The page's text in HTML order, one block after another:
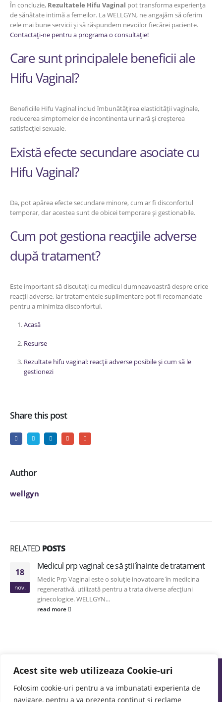
Acest site web utilizeaza Cookie-uri
Folosim cookie-uri pentru a va imbunatati experienta de
navigare, pentru a va prezenta continut si reclame
În concluzie, Rezultatele Hifu Vaginal pot transforma experiența
de sănătate intimă a femeilor. La WELLGYN, ne angajăm să oferim
cele mai bune servicii și să răspundem nevoilor fiecărei paciente.
Contactați-ne pentru a programa o consultație!
Care sunt principalele beneficii ale
Hifu Vaginal?
Beneficiile Hifu Vaginal includ îmbunătățirea elasticității vaginale,
reducerea simptomelor de incontinenta urinară și creșterea
satisfacției sexuale.
Există efecte secundare asociate cu
Hifu Vaginal?
Da, pot apărea efecte secundare minore, cum ar fi disconfortul
temporar, dar acestea sunt de obicei temporare și gestionabile.
Cum pot gestiona reacțiile adverse
după tratament?
Este important să discutați cu medicul dumneavoastră despre orice
reacții adverse, iar tratamentele suplimentare pot fi recomandate
pentru a minimiza disconfortul.
Acasă
Resurse
Rezultate hifu vaginal: reacții adverse posibile și cum să le
gestionezi
Share this post
Author
wellgyn
RELATED POSTS
18
nov.
Medicul prp vaginal: ce să știi înainte de tratament
Medic Prp Vaginal este o soluție inovatoare în medicina
regenerativă, utilizată pentru a trata diverse afecțiuni
ginecologice. WELLGYN...
read more